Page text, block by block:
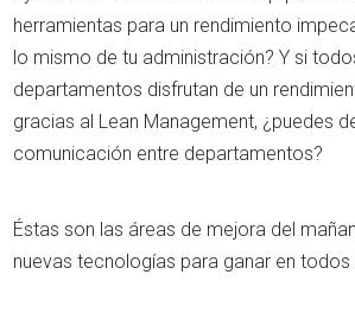
herramientas para un rendimiento
lo mismo de tu administración? Y si
departamentos disfrutan de un
gracias al Lean Management, ¿puedes
comunicación entre departamentos?
Éstas son las áreas de mejora del
nuevas tecnologías para ganar en todos